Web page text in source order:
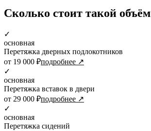
Сколько стоит такой объём
✓
основная
Перетяжка дверных подлокотников
от 19 000 ₽подробнее ↗
✓
основная
Перетяжка вставок в двери
от 29 000 ₽подробнее ↗
✓
основная
Перетяжка сидений